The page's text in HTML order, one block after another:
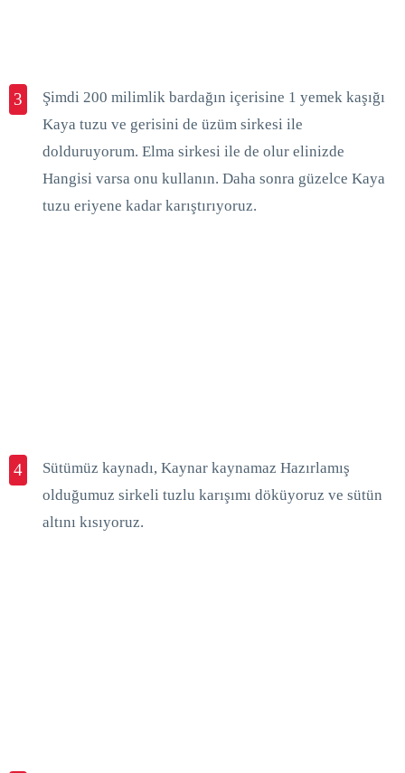
3
Şimdi 200 milimlik bardağın içerisine 1 yemek kaşığı
Kaya tuzu ve gerisini de üzüm sirkesi ile
dolduruyorum. Elma sirkesi ile de olur elinizde
Hangisi varsa onu kullanın. Daha sonra güzelce Kaya
tuzu eriyene kadar karıştırıyoruz.
4
Sütümüz kaynadı, Kaynar kaynamaz Hazırlamış
olduğumuz sirkeli tuzlu karışımı döküyoruz ve sütün
altını kısıyoruz.